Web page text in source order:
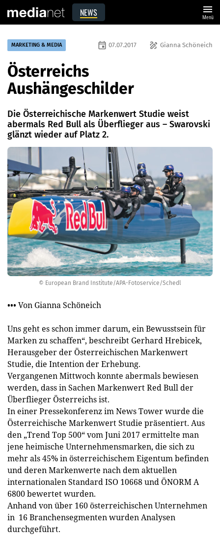
NEWS menu
Menü
© European Brand Institute/APA-Fotoservice/Schedl
MARKETING & MEDIA draw Gianna Schöneich
event 07.07.2017
Österreichs
Aushängeschilder
Die Österreichische Markenwert Studie weist
abermals Red Bull als Überflieger aus – Swarovski
glänzt wieder auf Platz 2.
••• Von Gianna Schöneich
Uns geht es schon immer darum, ein Bewusstsein für
Marken zu schaffen“, beschreibt Gerhard Hrebicek,
Herausgeber der Österreichischen Markenwert
Studie, die Intention der Erhebung.
Vergangenen Mittwoch konnte abermals bewiesen
werden, dass in Sachen Markenwert Red Bull der
Überflieger Österreichs ist.
In einer Pressekonferenz im News Tower wurde die
Österreichische Markenwert Studie präsentiert. Aus
den „Trend Top 500“ vom Juni 2017 ermittelte man
jene heimische Unternehmensmarken, die sich zu
mehr als 45% in österreichischem Eigentum befinden
und deren Markenwerte nach dem aktuellen
internationalen Standard ISO 10668 und ÖNORM A
6800 bewertet wurden.
Anhand von über 160 österreichischen Unternehmen
in 16 Branchensegmenten wurden Analysen
durchgeführt.